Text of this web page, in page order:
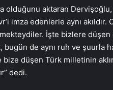
aktaran Dervişoğlu,
imza edenlerle aynı akıldır.
İşte bizlere düşen
bugün de aynı ruh ve şuurla
düşen Türk milletinin
dedi.